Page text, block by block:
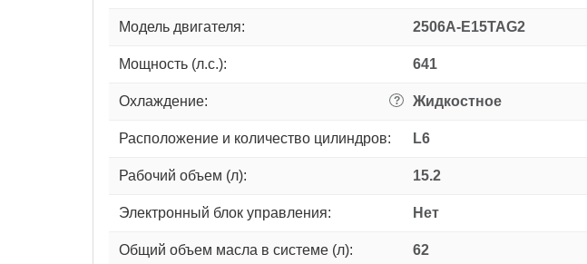
Модель двигателя: 2506A-E15TAG2
Мощность (л.с.): 641
Охлаждение: ? Жидкостное
Расположение и количество цилиндров: L6
Рабочий объем (л): 15.2
Электронный блок управления: Нет
Общий объем масла в системе (л): 62